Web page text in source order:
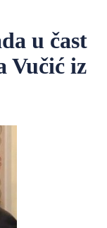
u čast
Vučić iz